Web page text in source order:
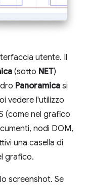
utente. Il
(sotto NET)
Panoramica si
vedere l'utilizzo
(come nel grafico
nodi DOM,
una casella di
grafico.
screenshot. Se